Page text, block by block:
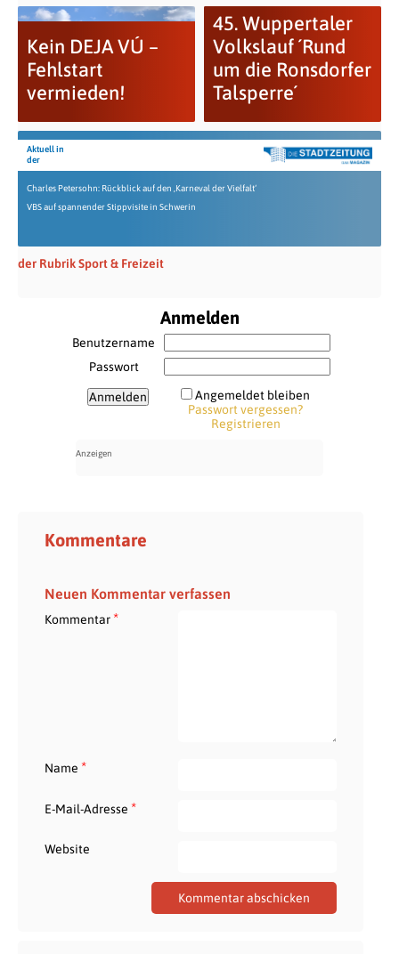
Kein DEJA VÚ –
Fehlstart
vermieden!
45. Wuppertaler
Volkslauf ´Rund
um die Ronsdorfer
Talsperre´
Aktuell in
der
Charles Petersohn: Rückblick auf den ‚Karneval der Vielfalt‘
VBS auf spannender Stippvisite in Schwerin
der Rubrik Sport & Freizeit
Anmelden
Benutzername
Passwort
Angemeldet bleiben
Passwort vergessen?
Registrieren
Kommentare
Neuen Kommentar verfassen
Kommentar*
Name *
E-Mail-Adresse *
Website